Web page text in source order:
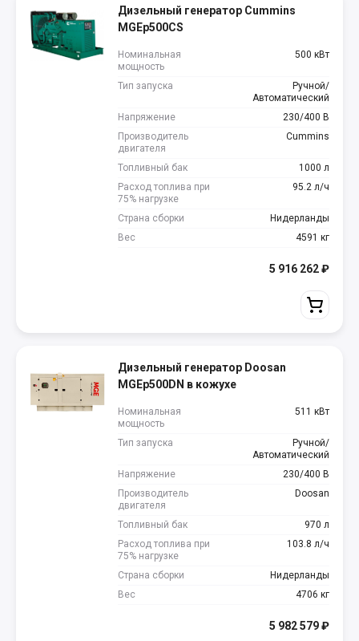
Дизельный генератор Cummins
MGEp500CS
Номинальная
мощность
500 кВт
Тип запуска
Ручной/
Автоматический
Напряжение
230/400 В
Производитель
двигателя
Cummins
Топливный бак
1000 л
Расход топлива при
75% нагрузке
95.2 л/ч
Страна сборки
Нидерланды
Вес
4591 кг
5 916 262₽
Дизельный генератор Doosan
MGEp500DN в кожухе
Номинальная
мощность
511 кВт
Тип запуска
Ручной/
Автоматический
Напряжение
230/400 В
Производитель
двигателя
Doosan
Топливный бак
970 л
Расход топлива при
75% нагрузке
103.8 л/ч
Страна сборки
Нидерланды
Вес
4706 кг
5 982 579₽